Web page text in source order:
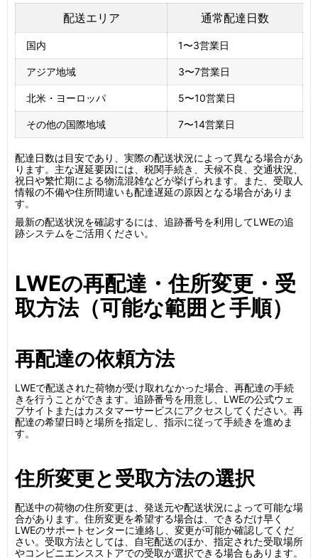
配送エリア 通常配達日数
国内 1〜3営業日
アジア地域 3〜7営業日
北米・ヨーロッパ 5〜10営業日
その他の国際地域 7〜14営業日
配達日数は目安であり、実際の配送状況によって異なる場合があ
ります。主な遅延要因には、税関手続き、天候不良、交通状況、
祝日や繁忙期による物流混雑などが挙げられます。また、受取人
情報の不備や住所間違いも配達遅延の原因となる場合がありま
す。
最新の配送状況を確認するには、追跡番号を利用してLWEの追
跡システムをご活用ください。
LWEの再配達・住所変更・受
取方法（可能な範囲と手順）
再配達の依頼方法
LWEで配送された荷物が受け取れなかった場合、再配達の手続
きを行うことができます。追跡番号を用意し、LWEの公式ウェ
ブサイトまたはカスタマーサービスにアクセスしてください。再
配達の希望日時と場所を指定し、指示に従って手続きを進めま
す。
住所変更と受取方法の選択
配送中の荷物の住所変更は、発送元や配送状況によって可能な場
合があります。住所変更を希望する場合は、できるだけ早く
LWEのサポートセンターに連絡し、変更が可能か確認してくだ
さい。受取方法としては、自宅配送のほか、指定された受取場所
やコンビニエンスストアでの受取が選択できる場合もあります。